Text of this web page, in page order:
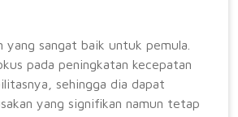
yang sangat baik untuk pemula.
pada peningkatan kecepatan
sehingga dia dapat
yang signifikan namun tetap